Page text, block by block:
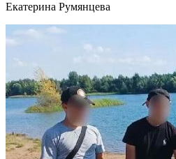
Екатерина Румянцева